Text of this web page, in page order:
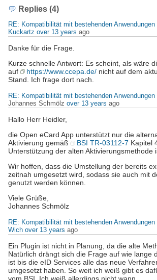
Replies (4)
RE: Kompatibilität mit bestehenden Anwendungen
Kuckartz over 13 years ago
Danke für die Frage.
Kurze schnelle Antwort: Es scheint, als wäre
auf
https://www.ccepa.de/ nicht auf dem
Stand. Ich frage dort nach.
RE: Kompatibilität mit bestehenden Anwendungen
Johannes Schmölz over 13 years ago
Hallo Herr Heidler,
die Open eCard App unterstützt nur die
Aktivierung gemäß
BSI TR-03112-7 Kapitel
Unterstützung der alten Aktivierungsmethode
Wir hoffen, dass die Umstellung der bereits
zeitnah umgesetzt wird, sodass sie auch mit
genutzt werden können.
Viele Grüße,
Johannes Schmölz
RE: Kompatibilität mit bestehenden Anwendungen
Wich over 13 years ago
Ein Plugin ist nicht in Planung, da die alte
Natürlich drängt sich die Frage auf wie lange
ist bis die eID Services alle das neue
umgesetzt haben. So weit ich weiß gibt es